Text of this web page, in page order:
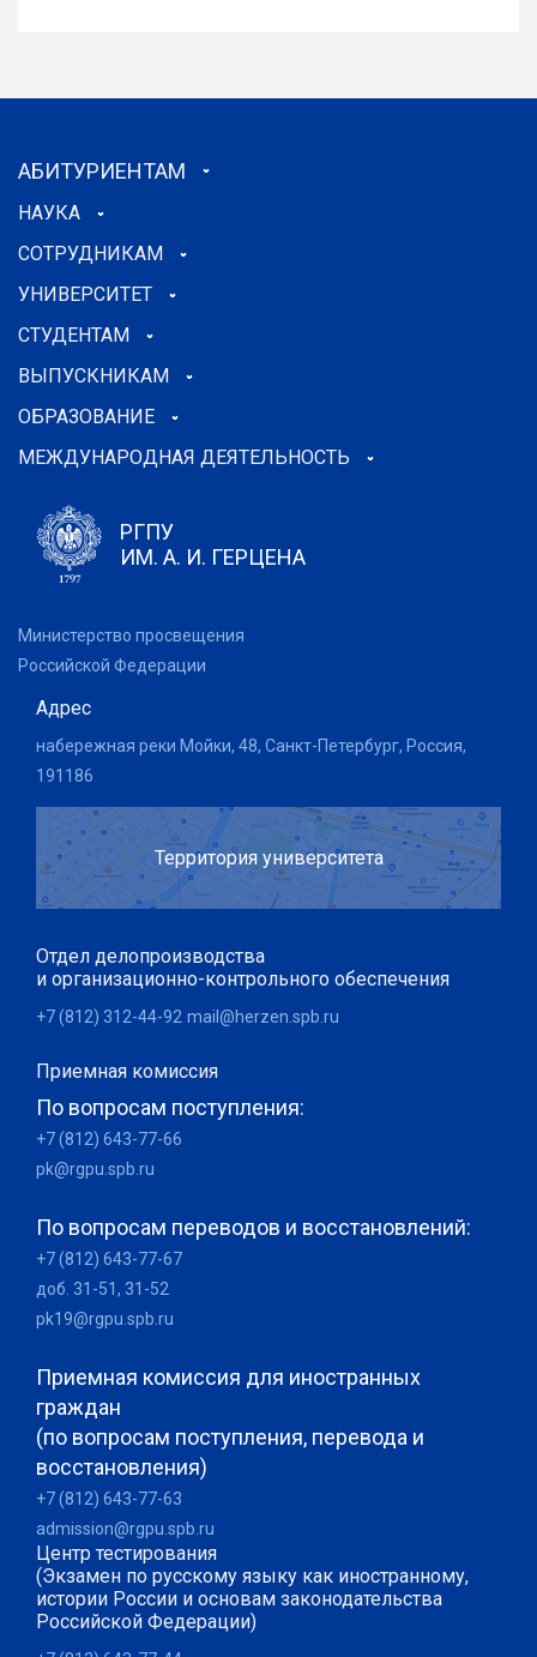
АБИТУРИЕНТАМ
НАУКА
СОТРУДНИКАМ
УНИВЕРСИТЕТ
СТУДЕНТАМ
ВЫПУСКНИКАМ
ОБРАЗОВАНИЕ
МЕЖДУНАРОДНАЯ ДЕЯТЕЛЬНОСТЬ
РГПУ
ИМ. А. И. ГЕРЦЕНА
Министерство просвещения
Российской Федерации
Адрес
набережная реки Мойки, 48, Санкт-Петербург, Россия,
191186
Территория университета
Отдел делопроизводства
и организационно-контрольного обеспечения
+7 (812) 312-44-92 mail@herzen.spb.ru
Приемная комиссия
По вопросам поступления:
+7 (812) 643-77-66
pk@rgpu.spb.ru
По вопросам переводов и восстановлений:
+7 (812) 643-77-67
доб. 31-51, 31-52
pk19@rgpu.spb.ru
Приемная комиссия для иностранных
граждан
(по вопросам поступления, перевода и
восстановления)
+7 (812) 643-77-63
admission@rgpu.spb.ru
Центр тестирования
(Экзамен по русскому языку как иностранному,
истории России и основам законодательства
Российской Федерации)